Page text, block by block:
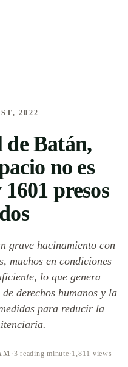
2022
de Batán,
no es
presos
grave hacinamiento con
muchos en condiciones
lo que genera
derechos humanos y la
para reducir la
·3 reading minute·1,811 views